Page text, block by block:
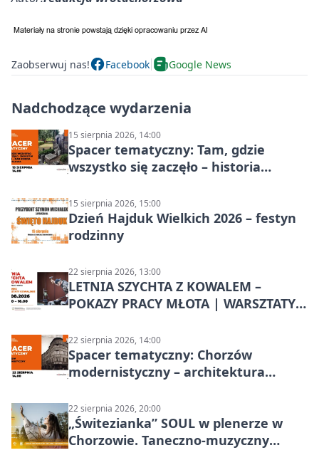
Zaobserwuj nas! Facebook Google News
Nadchodzące wydarzenia
15 sierpnia 2026, 14:00
Spacer tematyczny: Tam, gdzie
wszystko się zaczęło – historia
15 sierpnia 2026, 15:00
Dzień Hajduk Wielkich 2026 – festyn
rodzinny
22 sierpnia 2026, 13:00
LETNIA SZYCHTA Z KOWALEM –
POKAZY PRACY MŁOTA | WARSZTATY
22 sierpnia 2026, 14:00
Spacer tematyczny: Chorzów
modernistyczny – architektura
22 sierpnia 2026, 20:00
„Świtezianka” SOUL w plenerze w
Chorzowie. Taneczno-muzyczny